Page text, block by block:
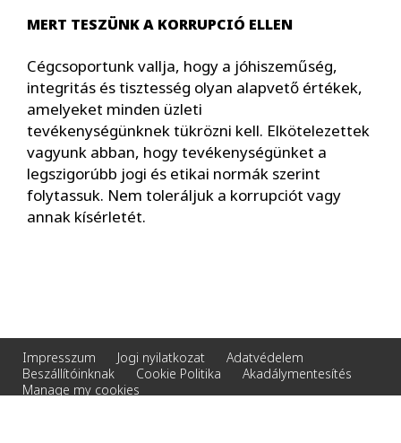
MERT TESZÜNK A KORRUPCIÓ ELLEN
Cégcsoportunk vallja, hogy a jóhiszeműség,
integritás és tisztesség olyan alapvető értékek,
amelyeket minden üzleti
tevékenységünknek tükrözni kell. Elkötelezettek
vagyunk abban, hogy tevékenységünket a
legszigorúbb jogi és etikai normák szerint
folytassuk. Nem toleráljuk a korrupciót vagy
annak kísérletét.
Impresszum Jogi nyilatkozat
Adatvédelem
Beszállítóinknak
Cookie Politika
Akadálymentesítés
Manage my cookies